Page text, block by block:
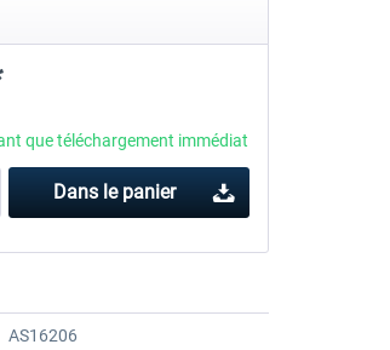
que téléchargement immédiat
Dans le panier
AS16206